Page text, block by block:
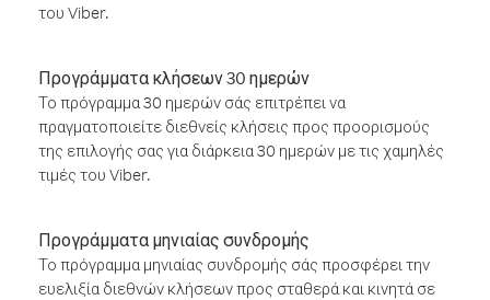
του Viber.
Προγράμματα κλήσεων 30 ημερών
Το πρόγραμμα 30 ημερών σάς επιτρέπει να
πραγματοποιείτε διεθνείς κλήσεις προς προορισμούς
της επιλογής σας για διάρκεια 30 ημερών με τις χαμηλές
τιμές του Viber.
Προγράμματα μηνιαίας συνδρομής
Το πρόγραμμα μηνιαίας συνδρομής σάς προσφέρει την
ευελιξία διεθνών κλήσεων προς σταθερά και κινητά σε